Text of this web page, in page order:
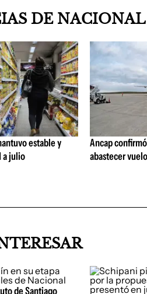
DE NACIONAL
estable y
a julio
Ancap
abastecer
de Santiago